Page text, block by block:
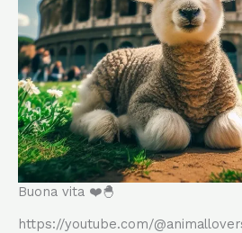
Buona vita ❤️🐣
https://youtube.com/